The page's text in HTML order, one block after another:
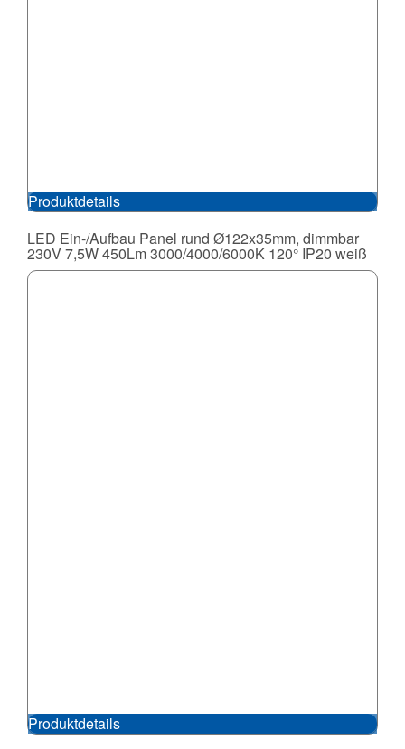
Produktdetails
LED Ein-/Aufbau Panel rund Ø122x35mm, dimmbar
230V 7,5W 450Lm 3000/4000/6000K 120° IP20 weiß
Produktdetails